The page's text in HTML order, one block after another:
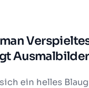
ein helles